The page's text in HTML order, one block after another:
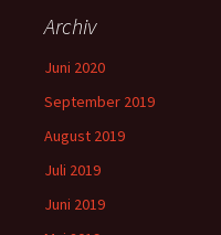
Archiv
Juni 2020
September 2019
August 2019
Juli 2019
Juni 2019